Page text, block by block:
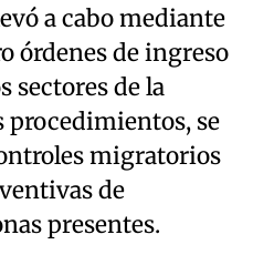
a cabo mediante
órdenes de ingreso
sectores de la
procedimientos, se
migratorios
de
presentes.